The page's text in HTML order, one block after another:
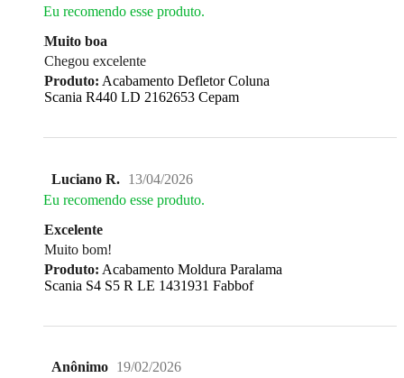
Eu recomendo esse produto.
Muito boa
Chegou excelente
Produto: Acabamento Defletor Coluna
Scania R440 LD 2162653 Cepam
Luciano R. 13/04/2026
Eu recomendo esse produto.
Excelente
Muito bom!
Produto: Acabamento Moldura Paralama
Scania S4 S5 R LE 1431931 Fabbof
Anônimo 19/02/2026